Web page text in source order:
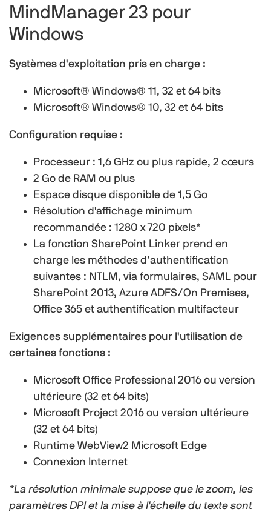
MindManager 23 pour
Windows
Systèmes d'exploitation pris en charge :
Microsoft® Windows® 11, 32 et 64 bits
Microsoft® Windows® 10, 32 et 64 bits
Configuration requise :
Processeur : 1,6 GHz ou plus rapide, 2 cœurs
2 Go de RAM ou plus
Espace disque disponible de 1,5 Go
Résolution d'affichage minimum
recommandée : 1280 x 720 pixels*
La fonction SharePoint Linker prend en
charge les méthodes d’authentification
suivantes : NTLM, via formulaires, SAML pour
SharePoint 2013, Azure ADFS/On Premises,
Office 365 et authentification multifacteur
Exigences supplémentaires pour l'utilisation de
certaines fonctions :
Microsoft Office Professional 2016 ou version
ultérieure (32 et 64 bits)
Microsoft Project 2016 ou version ultérieure
(32 et 64 bits)
Runtime WebView2 Microsoft Edge
Connexion Internet
*La résolution minimale suppose que le zoom, les
paramètres DPI et la mise à l'échelle du texte sont